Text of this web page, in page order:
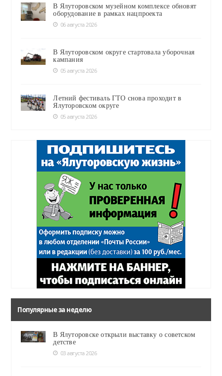
В Ялуторовском музейном комплексе обновят
оборудование в рамках нацпроекта
06 августа 2026
В Ялуторовском округе стартовала уборочная
кампания
05 августа 2026
Летний фестиваль ГТО снова проходит в
Ялуторовском округе
05 августа 2026
Популярные за неделю
В Ялуторовске открыли выставку о советском
детстве
03 августа 2026